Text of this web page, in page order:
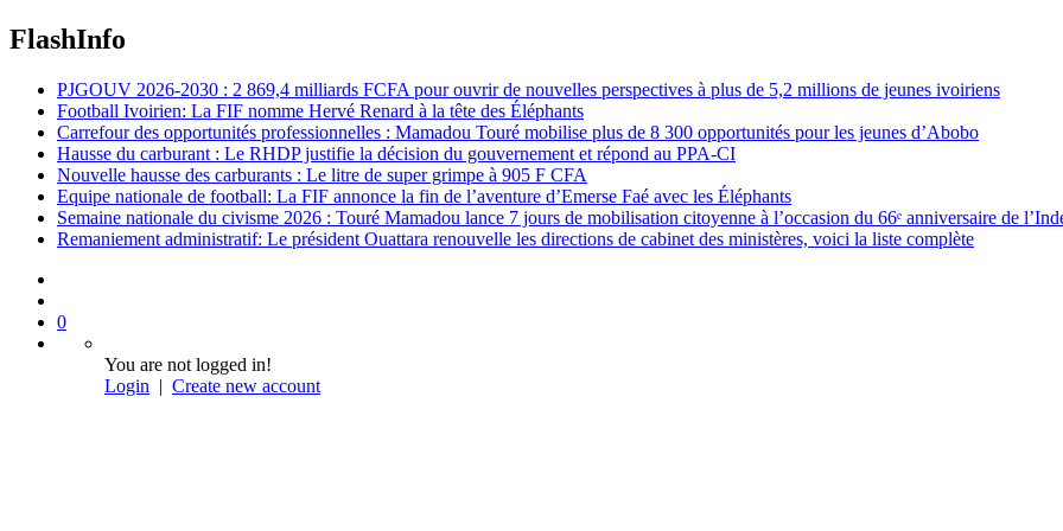
FlashInfo
PJGOUV 2026-2030 : 2 869,4 milliards FCFA pour ouvrir de nouvelles perspectives à plus de 5,2 millions de jeunes ivoiriens
Football Ivoirien: La FIF nomme Hervé Renard à la tête des Éléphants
Carrefour des opportunités professionnelles : Mamadou Touré mobilise plus de 8 300 opportunités pour les jeunes d’Abobo
Hausse du carburant : Le RHDP justifie la décision du gouvernement et répond au PPA-CI
Nouvelle hausse des carburants : Le litre de super grimpe à 905 F CFA
Equipe nationale de football: La FIF annonce la fin de l’aventure d’Emerse Faé avec les Éléphants
Semaine nationale du civisme 2026 : Touré Mamadou lance 7 jours de mobilisation citoyenne à l’occasion du 66ᵉ anniversaire de
Remaniement administratif: Le président Ouattara renouvelle les directions de cabinet des ministères, voici la liste complète
0
You are not logged in!
Login | Create new account